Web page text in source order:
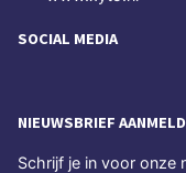
SOCIAL MEDIA
NIEUWSBRIEF
Schrijf je in voor onze